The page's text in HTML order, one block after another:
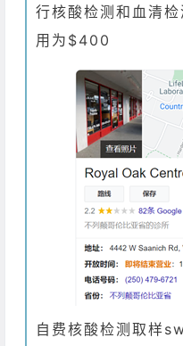
行核酸检测和血清
用为$400
自费核酸检测取样